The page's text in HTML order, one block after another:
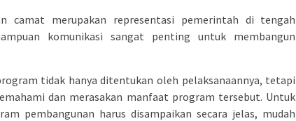
camat merupakan representasi pemerintah di tengah
komunikasi sangat penting untuk membangun
tidak hanya ditentukan oleh pelaksanaannya, tetapi
dan merasakan manfaat program tersebut. Untuk
pembangunan harus disampaikan secara jelas, mudah